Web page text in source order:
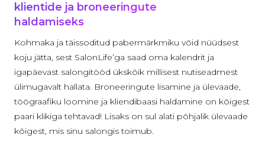
klientide ja broneeringute
haldamiseks
Kohmaka ja täissoditud pabermärkmiku võid nüüdsest
koju jätta, sest SalonLife’ga saad oma kalendrit ja
igapäevast salongitööd ükskõik millisest nutiseadmest
ülimugavalt hallata. Broneeringute lisamine ja ülevaade,
töögraafiku loomine ja kliendibaasi haldamine on kõigest
paari klikiga tehtavad! Lisaks on sul alati põhjalik ülevaade
kõigest, mis sinu salongis toimub.